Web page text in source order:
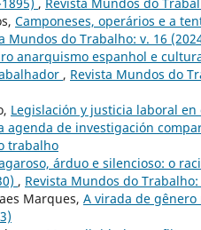
, Revista Mundos do
Camponeses, operários e a
Mundos do Trabalho: v. 16
anarquismo espanhol e
, Revista Mundos do
Legislación y justicia laboral
agenda de investigación
trabalho
árduo e silencioso: o
, Revista Mundos do Trabalho:
Marques, A virada de